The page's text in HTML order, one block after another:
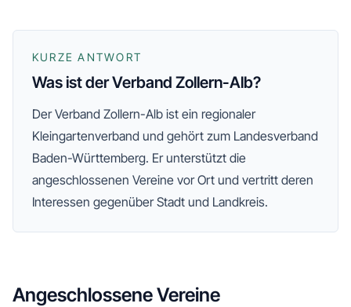
KURZE ANTWORT
Was ist der Verband Zollern-Alb?
DerVerband Zollern-Alb ist ein regionaler
Kleingartenverband und gehört zum Landesverband
Baden-Württemberg. Er unterstützt die
angeschlossenen Vereine vor Ort und vertritt deren
Interessen gegenüber Stadt und Landkreis.
Angeschlossene Vereine